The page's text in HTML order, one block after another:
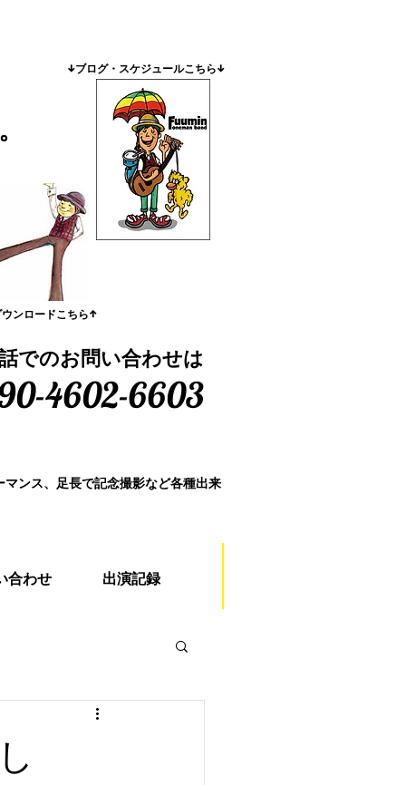
​↓ブログ・スケジュールこちら↓
ンロードこちら↑
でのお問い合わせは
4602-6603
ンス、足長で記念撮影など各種出来
合わせ 出演記録